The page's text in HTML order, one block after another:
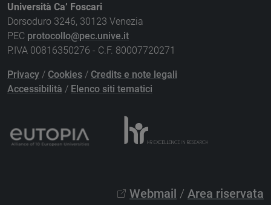
Università Ca’ Foscari
Dorsoduro 3246, 30123 Venezia
PEC protocollo@pec.unive.it
P.IVA 00816350276 - C.F. 80007720271
Privacy / Cookies / Credits e note legali
Accessibilità / Elenco siti tematici
Webmail / Area riservata